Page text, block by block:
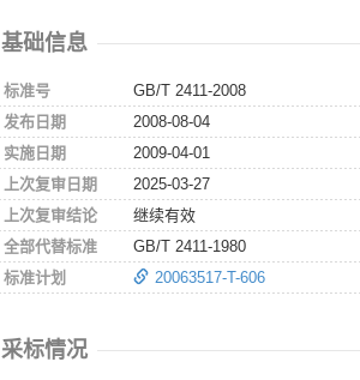
基础信息
标准号
GB/T 2411-2008
发布日期
2008-08-04
实施日期
2009-04-01
上次复审日期
2025-03-27
上次复审结论
继续有效
全部代替标准
GB/T 2411-1980
标准计划
20063517-T-606
采标情况